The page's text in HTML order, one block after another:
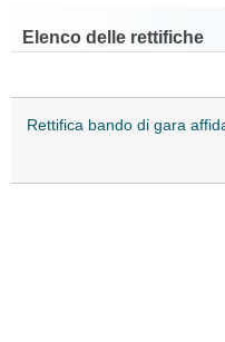
Elenco delle rettifiche
Rettifica bando di gara